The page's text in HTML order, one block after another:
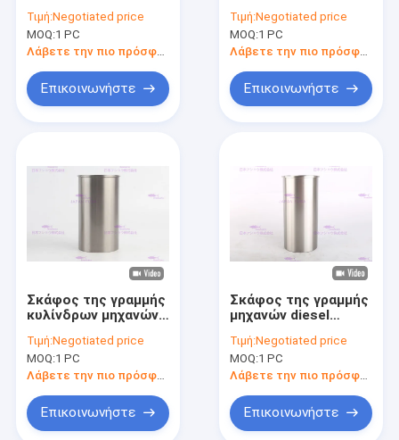
Προϊόντα
Σχετικά με εμάς
Ζητήστε ένα απόσπασμα
κυλίνδρων μηχανών:
πιστοποίηση του
2008
Τιμή:Negotiated price
MOQ:1 PC
Λάβετε την πιο πρόσφατη τιμή
Επικοινωνήστε
μηχανή DIA της
TOYOTA BU30 94 χιλ.
Τιμή:Negotiated price
MOQ:1 PC
Λάβετε την πιο πρόσφατη τιμή
Επικοινωνήστε
Σκάφος της γραμμής
κυλίνδρων μηχανών
σκάφος της γραμμής
11461-58020
μανικιών κυλίνδρων
Τιμή:Negotiated price
MOQ:1 PC
Λάβετε την πιο πρόσφατη τιμή
Επικοινωνήστε
Σκάφος της γραμμής
μηχανών diesel
φραγμών κυλίνδρων
65.01201-0074
Τιμή:Negotiated price
MOQ:1 PC
Λάβετε την πιο πρόσφατη τιμή
Επικοινωνήστε